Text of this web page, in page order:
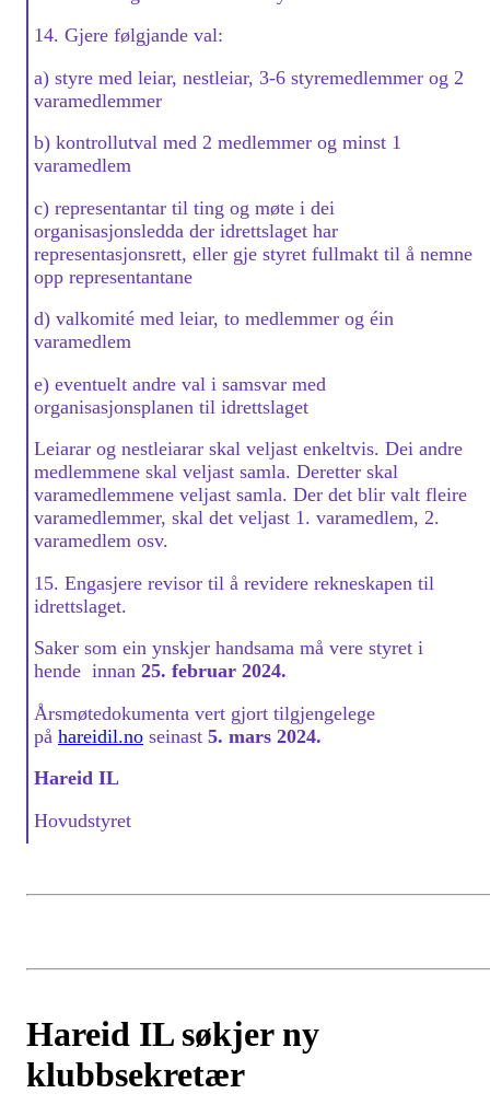
14. Gjere følgjande val:
a) styre med leiar, nestleiar, 3-6 styremedlemmer og 2
varamedlemmer
b) kontrollutval med 2 medlemmer og minst 1
varamedlem
c) representantar til ting og møte i dei
organisasjonsledda der idrettslaget har
representasjonsrett, eller gje styret fullmakt til å nemne
opp representantane
d) valkomité med leiar, to medlemmer og éin
varamedlem
e) eventuelt andre val i samsvar med
organisasjonsplanen til idrettslaget
Leiarar og nestleiarar skal veljast enkeltvis. Dei andre
medlemmene skal veljast samla. Deretter skal
varamedlemmene veljast samla. Der det blir valt fleire
varamedlemmer, skal det veljast 1. varamedlem, 2.
varamedlem osv.
15. Engasjere revisor til å revidere rekneskapen til
idrettslaget.
Saker som ein ynskjer handsama må vere styret i
hende innan 25. februar 2024.
Årsmøtedokumenta vert gjort tilgjengelege
på hareidil.no seinast 5. mars 2024.
Hareid IL
Hovudstyret
Hareid IL søkjer ny
klubbsekretær